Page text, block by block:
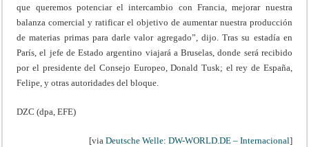
que queremos potenciar el intercambio con Francia, mejorar nuestra
balanza comercial y ratificar el objetivo de aumentar nuestra producción
de materias primas para darle valor agregado”, dijo. Tras su estadía en
París, el jefe de Estado argentino viajará a Bruselas, donde será recibido
por el presidente del Consejo Europeo, Donald Tusk; el rey de España,
Felipe, y otras autoridades del bloque.
DZC (dpa, EFE)
[via Deutsche Welle: DW-WORLD.DE – Internacional]